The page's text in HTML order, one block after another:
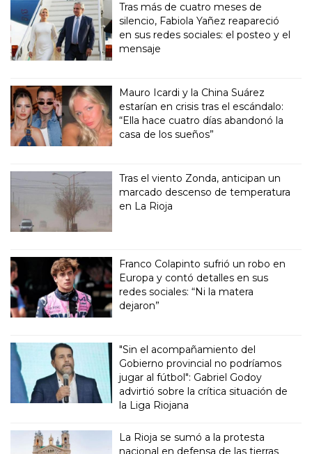
Tras más de cuatro meses de
silencio, Fabiola Yañez reapareció
en sus redes sociales: el posteo y el
mensaje
Mauro Icardi y la China Suárez
estarían en crisis tras el escándalo:
“Ella hace cuatro días abandonó la
casa de los sueños”
Tras el viento Zonda, anticipan un
marcado descenso de temperatura
en La Rioja
Franco Colapinto sufrió un robo en
Europa y contó detalles en sus
redes sociales: “Ni la matera
dejaron”
"Sin el acompañamiento del
Gobierno provincial no podríamos
jugar al fútbol": Gabriel Godoy
advirtió sobre la crítica situación de
la Liga Riojana
La Rioja se sumó a la protesta